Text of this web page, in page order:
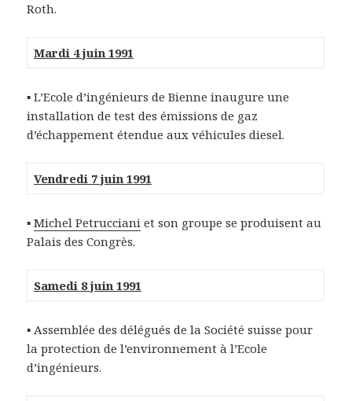
Roth.
Mardi 4 juin 1991
▪ L’Ecole d’ingénieurs de Bienne inaugure une
installation de test des émissions de gaz
d’échappement étendue aux véhicules diesel.
Vendredi 7 juin 1991
▪Michel Petrucciani et son groupe se produisent au
Palais des Congrès.
Samedi 8 juin 1991
▪ Assemblée des délégués de la Société suisse pour
la protection de l’environnement à l’Ecole
d’ingénieurs.